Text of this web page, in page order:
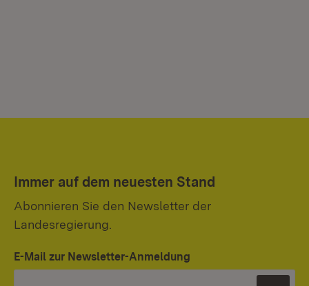
Immer auf dem neuesten Stand
Abonnieren Sie den Newsletter der
Landesregierung.
E-Mail zur Newsletter-Anmeldung